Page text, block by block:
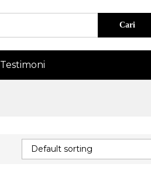
Cari
Testimoni
Default sorting